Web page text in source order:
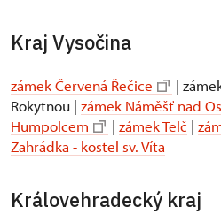
Kraj Vysočina
zámek Červená Řečice
|
Rokytnou | zámek Náměšť nad
Humpolcem
| zámek Telč |
Zahrádka - kostel sv. Víta
Královehradecký kraj